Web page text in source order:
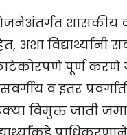
योजनेअंतर्गत शासकीय
अशा विद्यार्थ्यांनी
पूर्ण
व इतर
विमुक्त जाती